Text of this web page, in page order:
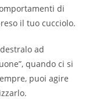
di
il tuo cucciolo.
ad
quando ci si
puoi agire